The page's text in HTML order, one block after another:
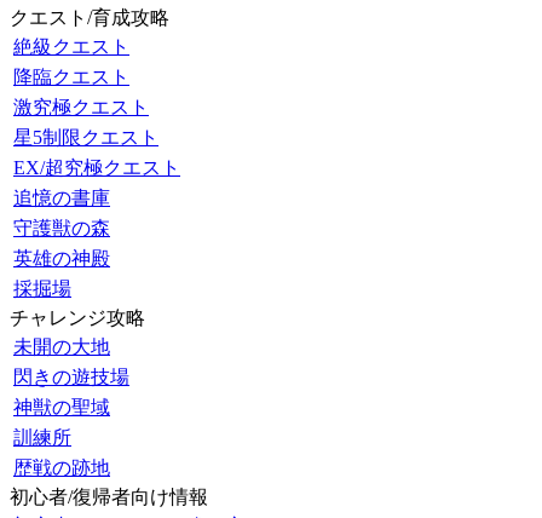
クエスト/育成攻略
絶級クエスト
降臨クエスト
激究極クエスト
星5制限クエスト
EX/超究極クエスト
追憶の書庫
守護獣の森
英雄の神殿
採掘場
チャレンジ攻略
未開の大地
閃きの遊技場
神獣の聖域
訓練所
歴戦の跡地
初心者/復帰者向け情報